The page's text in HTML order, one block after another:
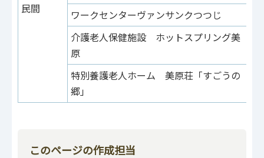
民間
ワークセンターヴァンサンクつつじ
介護老人保健施設 ホットスプリング美
原
特別養護老人ホーム 美原荘「すごうの
郷」
このページの作成担当